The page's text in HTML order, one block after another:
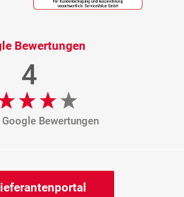
Bewertungen
4
Bewertungen